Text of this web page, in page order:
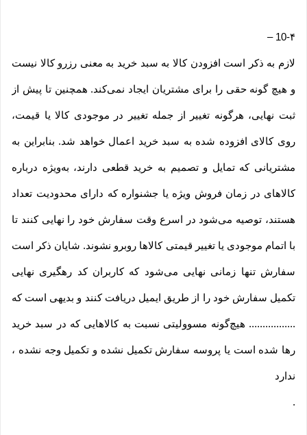
10-۴ –
لازم به ذکر است افزودن کالا به سبد خرید به معنی رزرو کالا نیست
و هیچ گونه حقی را برای مشتریان ایجاد نمی‌کند. همچنین تا پیش از
ثبت نهایی، هرگونه تغییر از جمله تغییر در موجودی کالا یا قیمت،
روی کالای افزوده شده به سبد خرید اعمال خواهد شد. بنابراین به
مشتریانی که تمایل و تصمیم به خرید قطعی دارند، به‌ویژه درباره
کالاهای در زمان فروش ویژه یا جشنواره که دارای محدودیت تعداد
هستند، توصیه می‌شود در اسرع وقت سفارش خود را نهایی کنند تا
با اتمام موجودی یا تغییر قیمتی کالاها روبرو نشوند. شایان ذکر است
سفارش تنها زمانی نهایی می‌شود که کاربران کد رهگیری نهایی
تکمیل سفارش خود را از طریق ایمیل دریافت کنند و بدیهی است که
................. هیچ‌گونه مسوولیتی نسبت به کالاهایی که در سبد خرید
رها شده است یا پروسه سفارش تکمیل نشده و تکمیل وجه نشده ،
ندارد
.